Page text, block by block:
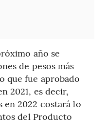
año se
de pesos más
que fue aprobado
2021, es decir,
en 2022 costará lo
del Producto